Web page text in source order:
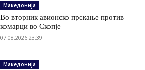
Македонија
Во вторник авионско прскање против
комарци во Скопје
07.08.2026 23:39
Македонија